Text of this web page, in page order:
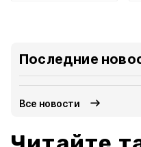
Последние
Все новости